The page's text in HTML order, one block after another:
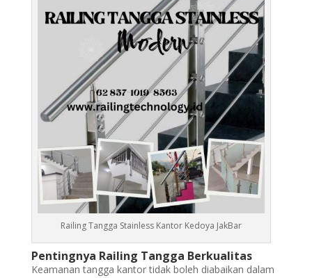
Railing Tangga Stainless Kantor Kedoya JakBar
Pentingnya Railing Tangga Berkualitas
Keamanan tangga kantor tidak boleh diabaikan dalam